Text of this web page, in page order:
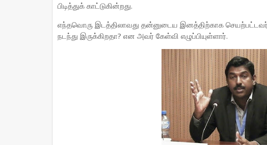
பிடித்துக் காட்டுகின்றது.
எந்தவொரு இடத்திலாவது தன்னுடைய இனத்திற்காக
நடந்து இருக்கிறதா? என அவர் கேள்வி எழுப்பியுள்ளார்.